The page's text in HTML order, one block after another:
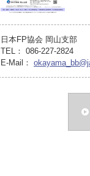
日本FP協会 岡山支部
TEL： 086-227-2824
E-Mail：